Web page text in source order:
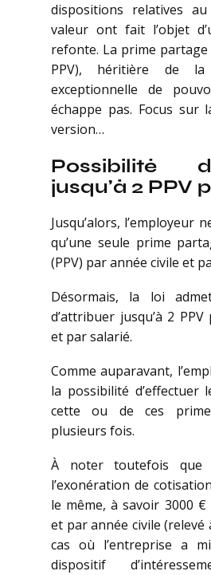
dispositions relatives
valeur ont fait l’objet
refonte. La prime
PPV), héritière de la
exceptionnelle de
échappe pas. Focus sur
version…
Possibilité
jusqu’à 2 PPV
Jusqu’alors, l’employeur
qu’une seule prime
(PPV) par année civile et
Désormais, la loi
d’attribuer jusqu’à 2
et par salarié.
Comme auparavant,
la possibilité d’effectuer
cette ou de ces
plusieurs fois.
À noter toutefois que
l’exonération de
le même, à savoir 3000
et par année civile (relevé
cas où l’entreprise a
dispositif